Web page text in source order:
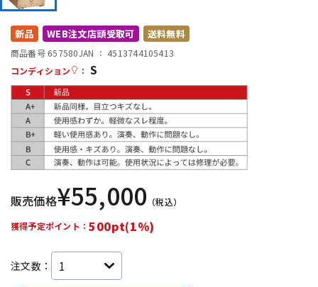
配信/ライブ機器
中古 ヴィンテージ
新品 WEB注文店頭受取可 送料無料
商品番号 657580JAN ： 4513744105413
コンディション
： S
販売価格¥55,000 （税込）
獲得予定ポイント： 500pt(1%)
注文数：